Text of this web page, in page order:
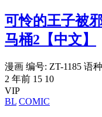
可怜的王子被
马桶2【中文】
漫画 编号: ZT-1185 语
2 年前 15 10
VIP
BL COMIC